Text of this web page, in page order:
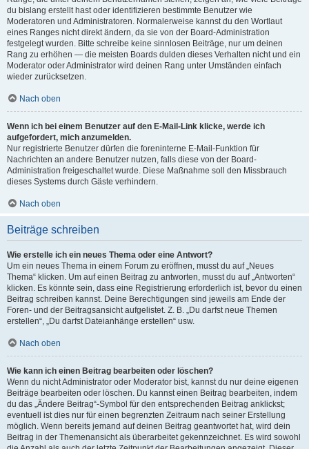
du bislang erstellt hast oder identifizieren bestimmte Benutzer wie
Moderatoren und Administratoren. Normalerweise kannst du den Wortlaut
eines Ranges nicht direkt ändern, da sie von der Board-Administration
festgelegt wurden. Bitte schreibe keine sinnlosen Beiträge, nur um deinen
Rang zu erhöhen — die meisten Boards dulden dieses Verhalten nicht und ein
Moderator oder Administrator wird deinen Rang unter Umständen einfach
wieder zurücksetzen.
Nach oben
Wenn ich bei einem Benutzer auf den E-Mail-Link klicke, werde ich
aufgefordert, mich anzumelden.
Nur registrierte Benutzer dürfen die foreninterne E-Mail-Funktion für
Nachrichten an andere Benutzer nutzen, falls diese von der Board-
Administration freigeschaltet wurde. Diese Maßnahme soll den Missbrauch
dieses Systems durch Gäste verhindern.
Nach oben
Beiträge schreiben
Wie erstelle ich ein neues Thema oder eine Antwort?
Um ein neues Thema in einem Forum zu eröffnen, musst du auf „Neues
Thema“ klicken. Um auf einen Beitrag zu antworten, musst du auf „Antworten“
klicken. Es könnte sein, dass eine Registrierung erforderlich ist, bevor du einen
Beitrag schreiben kannst. Deine Berechtigungen sind jeweils am Ende der
Foren- und der Beitragsansicht aufgelistet. Z. B. „Du darfst neue Themen
erstellen“, „Du darfst Dateianhänge erstellen“ usw.
Nach oben
Wie kann ich einen Beitrag bearbeiten oder löschen?
Wenn du nicht Administrator oder Moderator bist, kannst du nur deine eigenen
Beiträge bearbeiten oder löschen. Du kannst einen Beitrag bearbeiten, indem
du das „Ändere Beitrag“-Symbol für den entsprechenden Beitrag anklickst;
eventuell ist dies nur für einen begrenzten Zeitraum nach seiner Erstellung
möglich. Wenn bereits jemand auf deinen Beitrag geantwortet hat, wird dein
Beitrag in der Themenansicht als überarbeitet gekennzeichnet. Es wird sowohl